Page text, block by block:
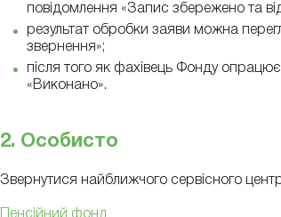
повідомлення «Запис збережено та
результат обробки заяви можна
звернення»;
після того як фахівець Фонду
«Виконано».
2. Особисто
Звернутися найближчого сервісного